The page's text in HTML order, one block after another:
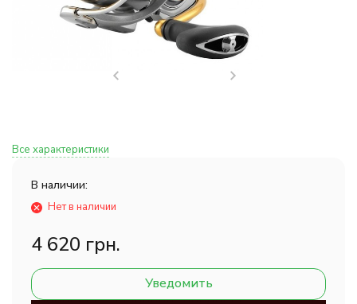
Все характеристики
В наличии:
Нет в наличии
4 620 грн.
Уведомить